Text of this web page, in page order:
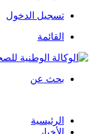
تسجيل الدخول
القائمة
بحث عن
الرئيسية
الأخبار